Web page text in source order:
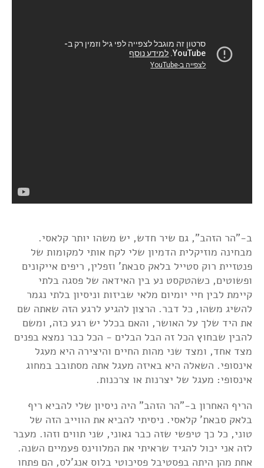
ב-"הר הזהב", גם שיר חדש, יש משהו יותר קלאסי.
מבחינה מוזיקלית הדמיון שלי לקח אותי למקומות של
פנטזיית רוק סטייל בלאק סבאת' וזפלין, ריפים אייקונים
ופשוטים, כשהטקסט נע בין האידאה של פסגה בלתי
קיימת לבין חיי יומיום מלאי שביזות וניסיון בלתי נגמר
להשיג משהו, כל דבר. הרצון להגיע לרגע הזה שאתה שם
את היד שלך על האושר, והאם בכלל יש רגע כזה, ומשם
להבין שבחוץ הכל זה הבל הבלים - הכל כבר נמצא בפנים
מצד אחד, ומצד שני מהות החיים והיצירה היא מעגל
אינסופי. השאלה היא באיזה מעגל אתה מסתובב במחוג
אינסופי: מעגל של יצרנות או צרכנות.
הריף האחרון ב-"הר הזהב" היה ניסיון שלי להביא ריף
בלאק סבאת' קלאסי. ניסיתי להביא את הווייב הזה של
טוני, כל כך טיפשי שזה כבר גאוני, שני תווים וזהו. מעבר
לזה אני יכול להגיד שראיתי את המלווינס פעמיים השנה.
אחת מהן היתה בפסטיבל פסיכוטי בלוס אנג'לס, הם פתחו